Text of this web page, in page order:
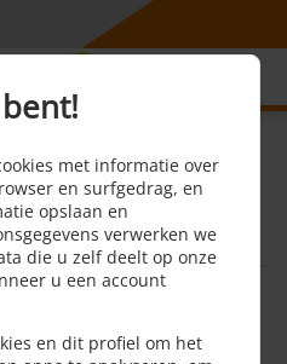
woningcorporatie of een
waarbij er verschillende
met informatie over
en surfgedrag, en
opslaan en
verwerken we
die u zelf deelt op onze
u een account
en dit profiel om het